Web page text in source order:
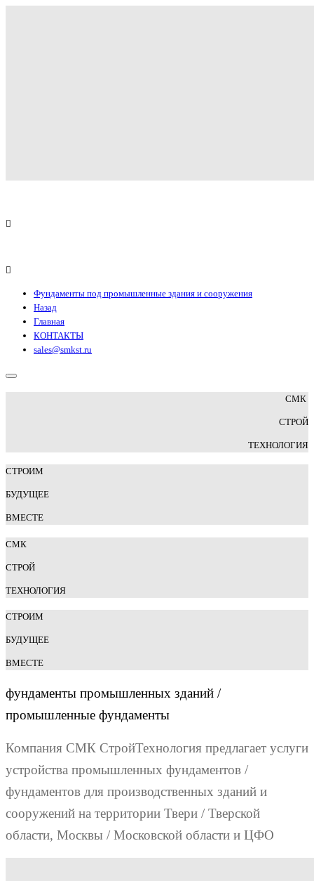
Фундаменты под промышленные здания и сооружения
Назад
Главная
КОНТАКТЫ
sales@smkst.ru
СМК
СТРОЙ
ТЕХНОЛОГИЯ
СТРОИМ
БУДУЩЕЕ
ВМЕСТЕ
СМК
СТРОЙ
ТЕХНОЛОГИЯ
СТРОИМ
БУДУЩЕЕ
ВМЕСТЕ
фундаменты промышленных зданий /
промышленные фундаменты
Компания СМК СтройТехнология предлагает услуги
устройства промышленных фундаментов /
фундаментов для производственных зданий и
сооружений на территории Твери / Тверской
области, Москвы / Московской области и ЦФО